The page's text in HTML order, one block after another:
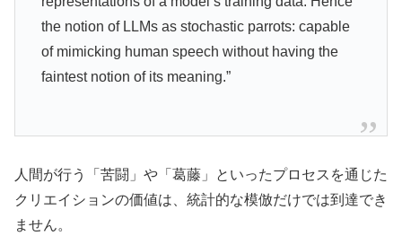
the notion of LLMs as stochastic parrots: capable
of mimicking human speech without having the
faintest notion of its meaning.”
人間が行う「苦闘」や「葛藤」といったプロセスを通じた
クリエイションの価値は、統計的な模倣だけでは到達でき
ません。